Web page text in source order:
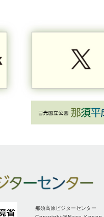
那須高原ビジターセンター